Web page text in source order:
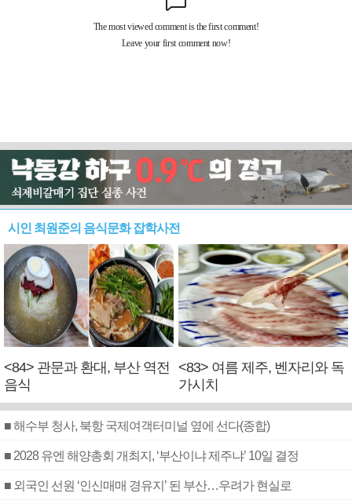
시인 최원준의 음식문화 잡학사전
<84> 관문과 환대, 부산 역전
음식
<83> 여름 제주, 벤자리와 독
가시치
■ 해수부 청사, 북항 국제여객터미널 옆에 선다(종합)
■ 2028 유엔 해양총회 개최지, ‘부산이냐 제주냐’ 10일 결정
■ 외국인 선원 ‘인신매매 경유지’ 된 부산…우려가 현실로